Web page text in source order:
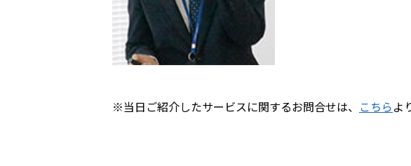
※当日ご紹介したサービスに関するお問合せは、 こちらよ